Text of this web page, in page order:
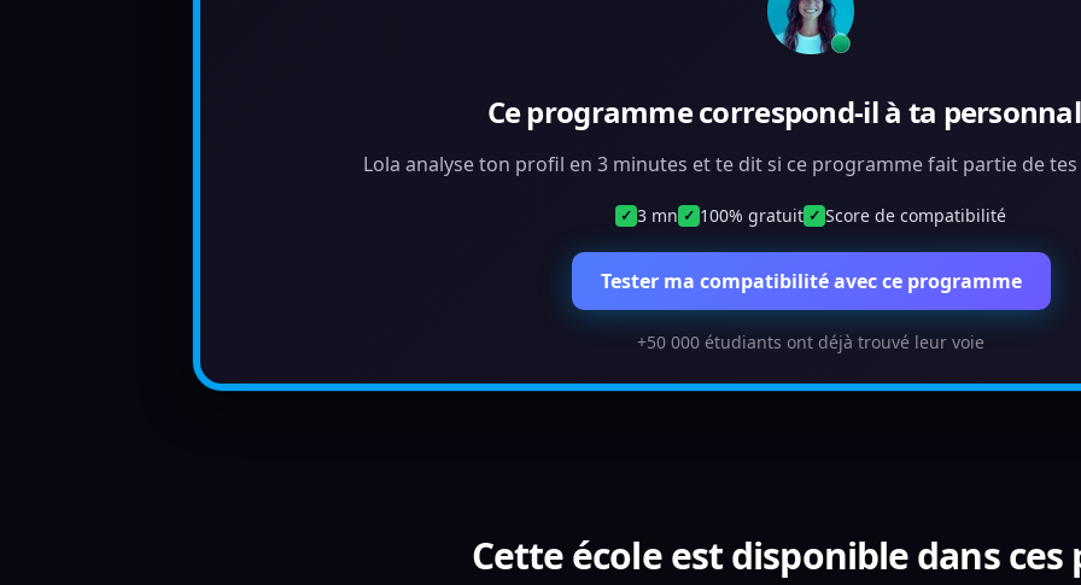
Ce programme correspond-il à ta
Lola analyse ton profil en 3 minutes et te dit si ce programme fait partie de tes
✓ 3 mn ✓ 100% gratuit ✓ Score de compatibilité
Tester ma compatibilité avec ce programme
+50 000 étudiants ont déjà trouvé leur voie
Cette école est disponible dans ces